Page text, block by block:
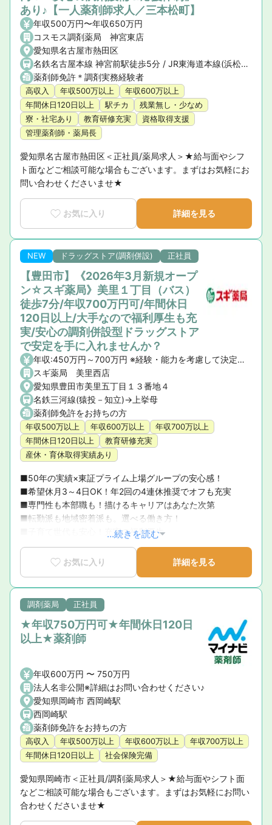
あり♪【一人薬剤師求人／三本松町】
年収500万円〜年収650万円
コスモス調剤薬局 神宮東店
愛知県名古屋市熱田区
名鉄名古屋本線 神宮前駅徒歩5分 / JR東海道本線(浜松〜岐阜) 熱田駅徒歩7分 / 名古屋市営地下鉄名城線 熱田神宮西駅
薬剤師免許＊調剤実務経験者
高収入 年収500万以上
年収600万以上
年間休日120日以上
駅チカ
残業無し・少なめ
寮・社宅あり
教育研修充実
資格取得支援
管理薬剤師・薬局長
愛知県名古屋市熱田区＜正社員/薬局求人＞★給与面やシフ
ト面などご相談可能な場合もございます。まずはお気軽にお
問い合わせくださいませ★
お気に入り 詳細を見る
NEW ドラッグストア(調剤併設) 正社員
【豊田市】《2026年3月新規オープ
ン☆スギ薬局》美里１丁目（バス）
徒歩7分/年収700万円可/年間休日
120日以上/大手なので福利厚生も充
実/安心の調剤併設型ドラッグストア
で安定を手に入れませんか？
年収:450万円～700万円 ※経験・能力を考慮して決定いたします。 【昇給】年1回 【賞与】年2回(7月・12月)、業績賞与:年1回(業績連動型) 【諸手当】資格手当、時間外手当、通勤手当、子ども手当等
スギ薬局 美里西店
愛知県豊田市美里五丁目１３番地４
名鉄三河線(猿投－知立)->上挙母
薬剤師免許をお持ちの方
年収500万以上 年収600万以上
年収700万以上
年間休日120日以上
教育研修充実
産休・育休取得実績あり
■50年の実績×東証プライム上場グループの安心感！
■希望休月3～4日OK！年2回の4連休推奨でオフも充実
■専門性も本部職も！描けるキャリアはあなた次第
■転勤派も地域密着派も。選べる働き方！
■子育て世代も安心！充実の福利厚生
...続きを読む
お気に入り 詳細を見る
調剤薬局 正社員
★年収750万円可★年間休日120日
以上★薬剤師
年収600万円 〜 750万円
法人名非公開※詳細はお問い合わせください♪
愛知県岡崎市 西岡崎駅
西岡崎駅
薬剤師免許をお持ちの方
高収入 年収500万以上 年収600万以上
年収700万以上
年間休日120日以上
社会保険完備
愛知県岡崎市＜正社員/調剤薬局求人＞★給与面やシフト面
などご相談可能な場合もございます。まずはお気軽にお問い
合わせくださいませ★